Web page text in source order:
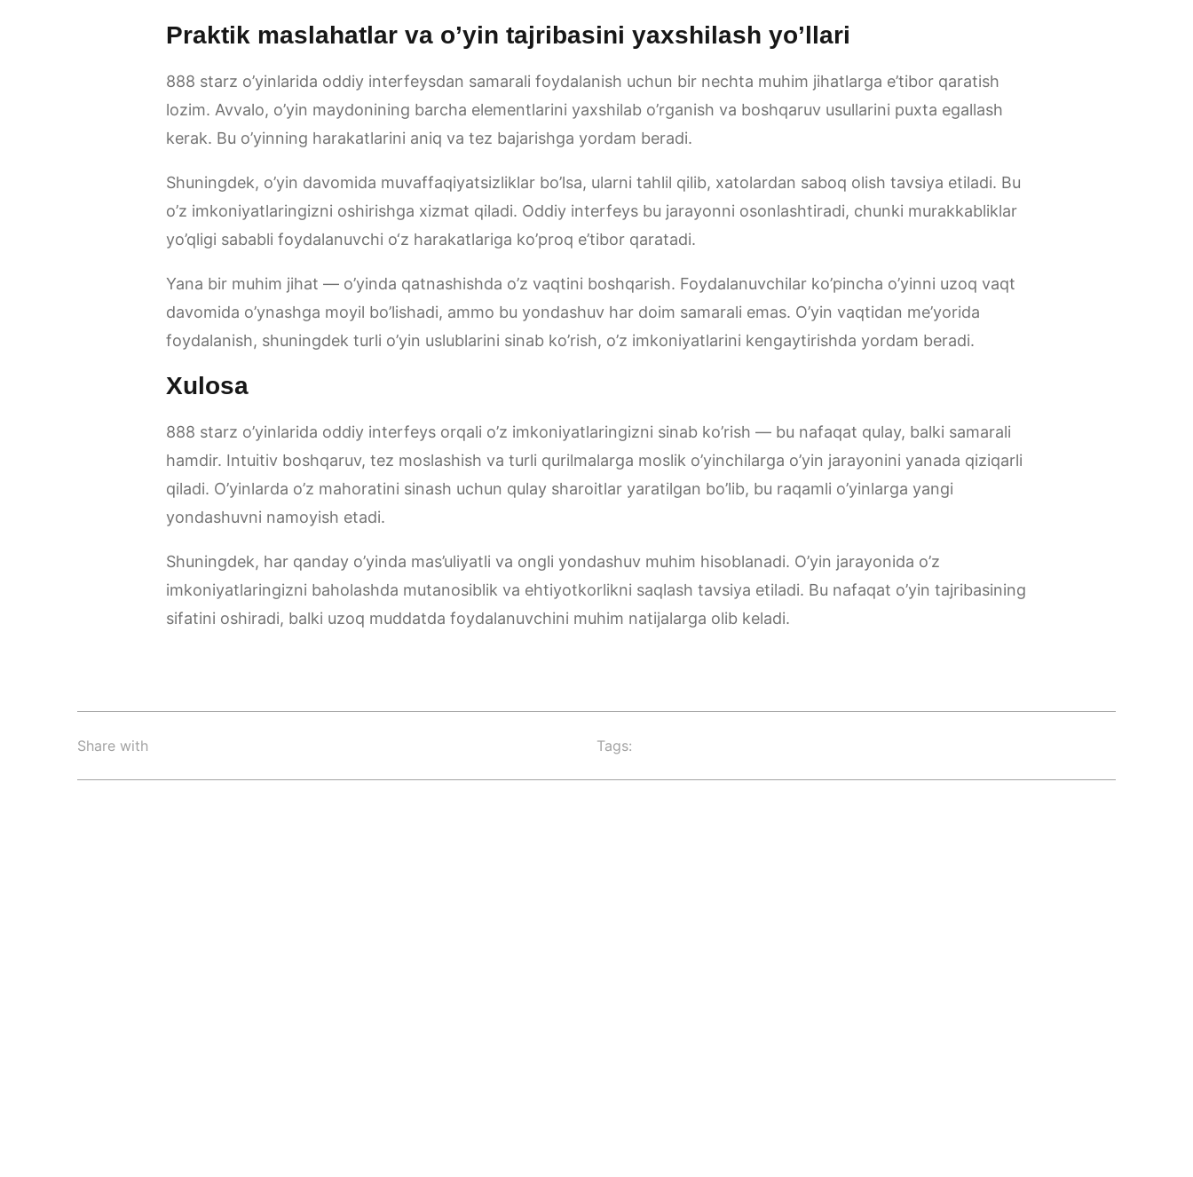
Praktik maslahatlar va o’yin tajribasini yaxshilash yo’llari
888 starz o’yinlarida oddiy interfeysdan samarali foydalanish uchun bir nechta muhim jihatlarga e’tibor qaratish
lozim. Avvalo, o’yin maydonining barcha elementlarini yaxshilab o’rganish va boshqaruv usullarini puxta egallash
kerak. Bu o’yinning harakatlarini aniq va tez bajarishga yordam beradi.
Shuningdek, o’yin davomida muvaffaqiyatsizliklar bo’lsa, ularni tahlil qilib, xatolardan saboq olish tavsiya etiladi. Bu
o’z imkoniyatlaringizni oshirishga xizmat qiladi. Oddiy interfeys bu jarayonni osonlashtiradi, chunki murakkabliklar
yo’qligi sababli foydalanuvchi o‘z harakatlariga ko’proq e’tibor qaratadi.
Yana bir muhim jihat — o’yinda qatnashishda o’z vaqtini boshqarish. Foydalanuvchilar ko’pincha o’yinni uzoq vaqt
davomida o’ynashga moyil bo’lishadi, ammo bu yondashuv har doim samarali emas. O’yin vaqtidan me’yorida
foydalanish, shuningdek turli o’yin uslublarini sinab ko’rish, o’z imkoniyatlarini kengaytirishda yordam beradi.
Xulosa
888 starz o’yinlarida oddiy interfeys orqali o’z imkoniyatlaringizni sinab ko’rish — bu nafaqat qulay, balki samarali
hamdir. Intuitiv boshqaruv, tez moslashish va turli qurilmalarga moslik o’yinchilarga o’yin jarayonini yanada qiziqarli
qiladi. O’yinlarda o’z mahoratini sinash uchun qulay sharoitlar yaratilgan bo’lib, bu raqamli o’yinlarga yangi
yondashuvni namoyish etadi.
Shuningdek, har qanday o’yinda mas’uliyatli va ongli yondashuv muhim hisoblanadi. O’yin jarayonida o’z
imkoniyatlaringizni baholashda mutanosiblik va ehtiyotkorlikni saqlash tavsiya etiladi. Bu nafaqat o’yin tajribasining
sifatini oshiradi, balki uzoq muddatda foydalanuvchini muhim natijalarga olib keladi.
Share with Tags: